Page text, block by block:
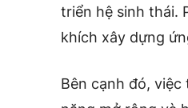
triển hệ sinh thái.
khích xây dựng
Bên cạnh đó,